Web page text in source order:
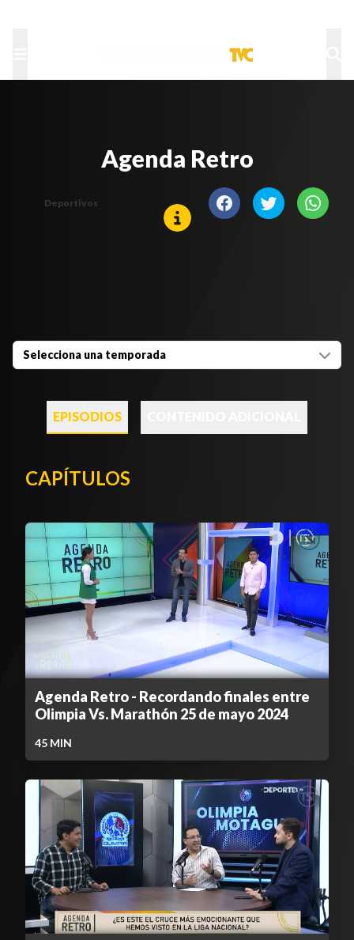
Deportivos
Agenda Retro
Selecciona una temporada
EPISODIOS
CAPÍTULOS
Agenda Retro - Recordando finales entre
Olimpia Vs. Marathón 25 de mayo 2024
45 MIN